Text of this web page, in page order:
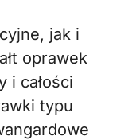
jak i
oprawek
i całości
typu